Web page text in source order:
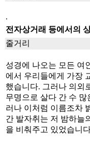
.
전자상거래 등에서의
줄거리
성경에 나오는 모든 여
에서 우리들에게 가장
했습니다. 그러나 의외
무명으로 살다 간 수
러나 이처럼 이름조차
간 발자취는 저 밤하늘
을 비춰주고 있었습니